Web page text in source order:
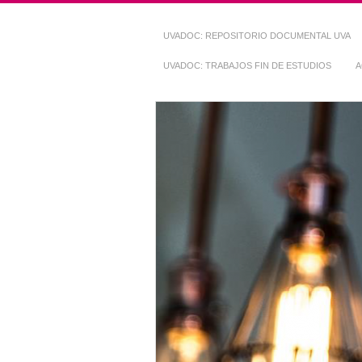
UVADOC: REPOSITORIO DOCUMENTAL UVA
UVADOC: TRABAJOS FIN DE ESTUDIOS
Repositorio
~ UVaDOC